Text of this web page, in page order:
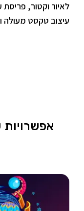
לאיור וקטור,
עיצוב טקסט מעולה
אפשרויות